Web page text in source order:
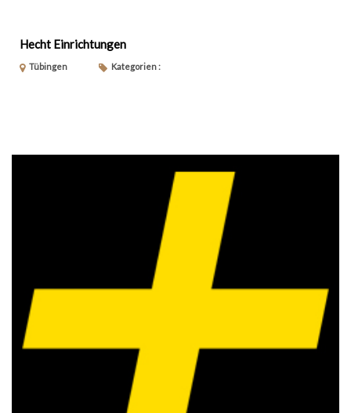
Hecht Einrichtungen
Tübingen Kategorien :